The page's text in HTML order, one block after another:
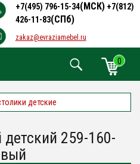
+7(495) 796-15-34(МСК) +7(812)
426-11-83(СПб)
zakaz@evraziamebel.ru
0
детские
259-160-